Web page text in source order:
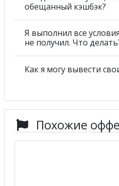
обещанный кэшбэк?
Я выполнил все
не получил. Что
Как я могу вывести
Похожие